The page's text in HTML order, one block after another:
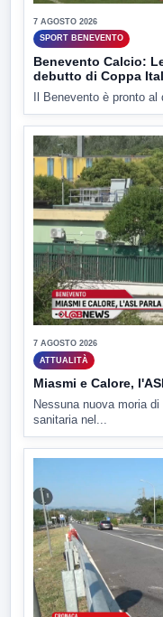
7 AGOSTO 2026
SPORT BENEVENTO
Benevento Calcio:
debutto di Coppa
Il Benevento è pronto al
7 AGOSTO 2026
ATTUALITÀ
Miasmi e Calore,
Nessuna nuova moria
sanitaria nel...